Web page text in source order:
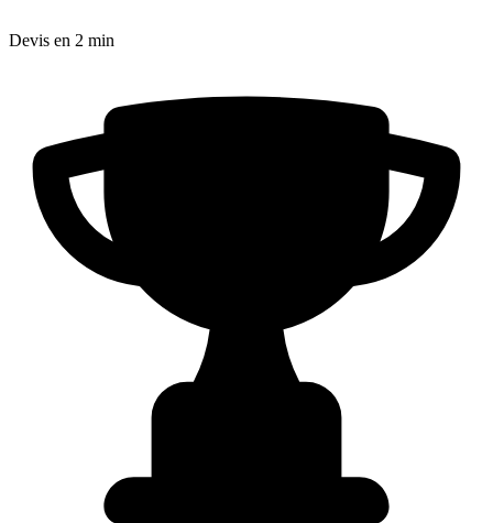
Devis en 2 min